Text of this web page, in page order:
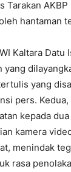
Tarakan
hantaman
Kaltara
yang
yang
pers.
kepada
kamera
menindak
rasa